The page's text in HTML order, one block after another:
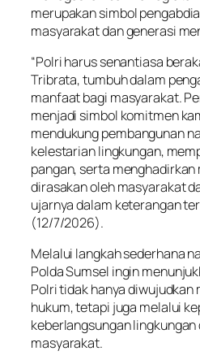
merupakan simbol
masyarakat dan generasi
“Polri harus senantiasa
Tribrata, tumbuh dalam
manfaat bagi masyarakat.
menjadi simbol komitmen
mendukung pembangunan
kelestarian lingkungan,
pangan, serta
dirasakan oleh masyarakat
ujarnya dalam keterangan
(12/7/2026).
Melalui langkah sederhana
Polda Sumsel ingin
Polri tidak hanya diwujudkan
hukum, tetapi juga melalui
keberlangsungan
masyarakat.